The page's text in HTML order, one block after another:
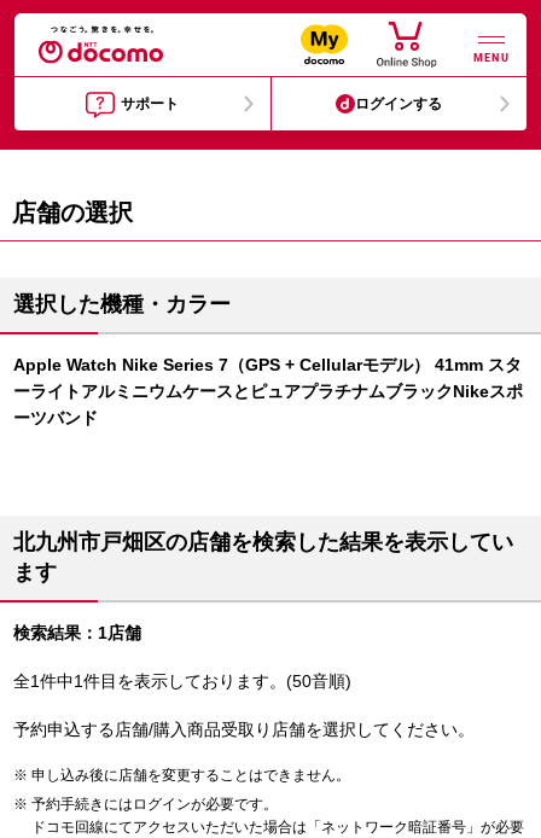
MENU
サポート ログインする
店舗の選択
選択した機種・カラー
Apple Watch Nike Series 7（GPS + Cellularモデル） 41mm スタ
ーライトアルミニウムケースとピュアプラチナムブラックNikeスポ
ーツバンド
北九州市戸畑区の店舗を検索した結果を表示してい
ます
検索結果：1店舗
全1件中1件目を表示しております。(50音順)
予約申込する店舗/購入商品受取り店舗を選択してください。
申し込み後に店舗を変更することはできません。
予約手続きにはログインが必要です。
ドコモ回線にてアクセスいただいた場合は「ネットワーク暗証番号」が必要